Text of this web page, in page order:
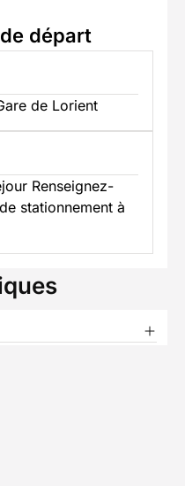
départ
de Lorient
Renseignez-
stationnement à